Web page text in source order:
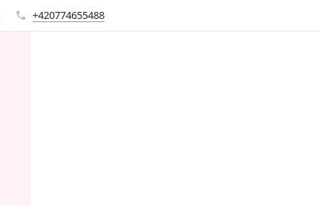
+420774655488